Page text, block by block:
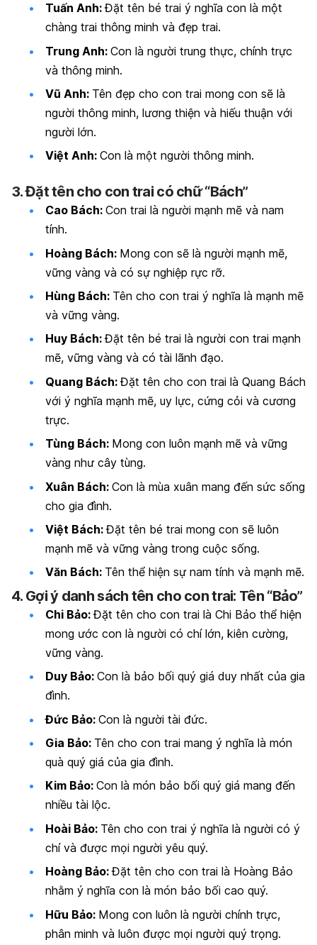
Tuấn Anh:Đặt tên bé trai ý nghĩa con là một
chàng trai thông minh và đẹp trai.
Trung Anh: Con là người trung thực, chính trực
và thông minh.
Vũ Anh: Tên đẹp cho con trai mong con sẽ là
người thông minh, lương thiện và hiếu thuận với
người lớn.
Việt Anh: Con là một người thông minh.
3. Đặt tên cho con trai có chữ “Bách”
Cao Bách: Con trai là người mạnh mẽ và nam
tính.
Hoàng Bách: Mong con sẽ là người mạnh mẽ,
vững vàng và có sự nghiệp rực rỡ.
Hùng Bách: Tên cho con trai ý nghĩa là mạnh mẽ
và vững vàng.
Huy Bách:Đặt tên bé trai là người con trai mạnh
mẽ, vững vàng và có tài lãnh đạo.
Quang Bách:Đặt tên cho con trai là Quang Bách
với ý nghĩa mạnh mẽ, uy lực, cứng cỏi và cương
trực.
Tùng Bách: Mong con luôn mạnh mẽ và vững
vàng như cây tùng.
Xuân Bách: Con là mùa xuân mang đến sức sống
cho gia đình.
Việt Bách:Đặt tên bé trai mong con sẽ luôn
mạnh mẽ và vững vàng trong cuộc sống.
Văn Bách: Tên thể hiện sự nam tính và mạnh mẽ.
4. Gợi ý danh sách tên cho con trai: Tên “Bảo”
Chi Bảo:Đặt tên cho con trai là Chi Bảo thể hiện
mong ước con là người có chí lớn, kiên cường,
vững vàng.
Duy Bảo: Con là bảo bối quý giá duy nhất của gia
đình.
Đức Bảo: Con là người tài đức.
Gia Bảo: Tên cho con trai mang ý nghĩa là món
quà quý giá của gia đình.
Kim Bảo: Con là món bảo bối quý giá mang đến
nhiều tài lộc.
Hoài Bảo: Tên cho con trai ý nghĩa là người có ý
chí và được mọi người yêu quý.
Hoàng Bảo:Đặt tên cho con trai là Hoàng Bảo
nhằm ý nghĩa con là món bảo bối cao quý.
Hữu Bảo: Mong con luôn là người chính trực,
phân minh và luôn được mọi người quý trọng.